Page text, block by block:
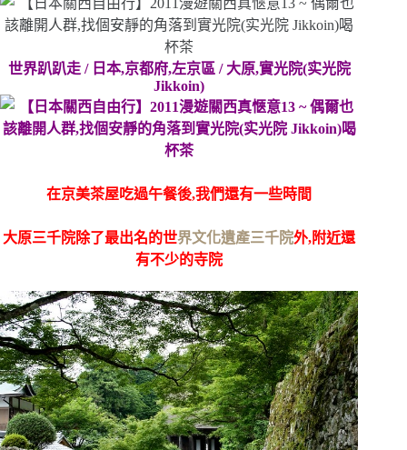
世界趴趴走 / 日本,京都府,左京區 / 大原,實光院(实光院
Jikkoin)
在京美茶屋吃過午餐後,我們還有一些時間
大原三千院除了最出名的世界文化遺產三千院外,附近還
有不少的寺院